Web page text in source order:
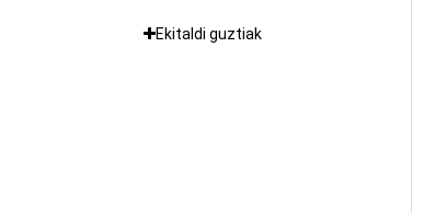
Ekitaldi guztiak